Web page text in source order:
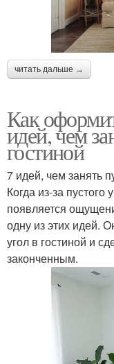
читать дальше →
Как
идей, чем
гостиной
7 идей, чем занять
Когда из-за пустого
появляется
одну из этих идей.
угол в гостиной и
законченным.